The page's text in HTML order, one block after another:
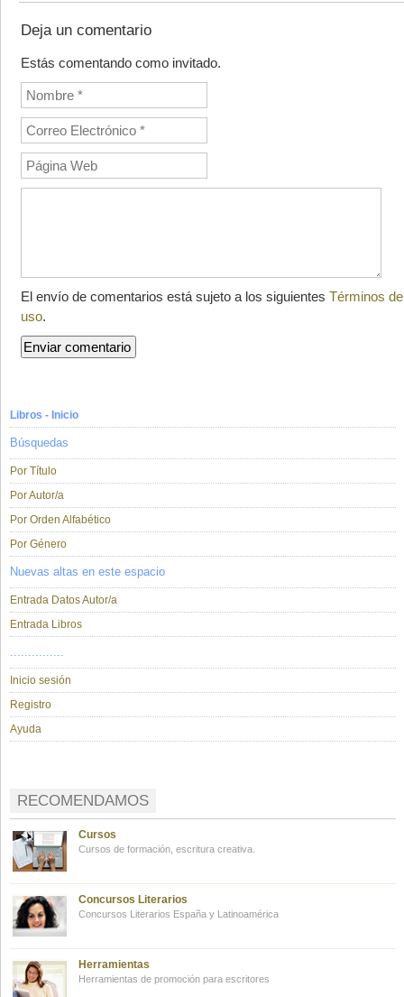
Deja un comentario
Estás comentando como invitado.
El envío de comentarios está sujeto a los siguientes Términos de
uso.
Libros - Inicio
Búsquedas
Por Título
Por Autor/a
Por Orden Alfabético
Por Género
Nuevas altas en este espacio
Entrada Datos Autor/a
Entrada Libros
...............
Inicio sesión
Registro
Ayuda
RECOMENDAMOS
Cursos
Cursos de formación, escritura creativa.
Concursos Literarios
Concursos Literarios España y Latinoamérica
Herramientas
Herramientas de promoción para escritores